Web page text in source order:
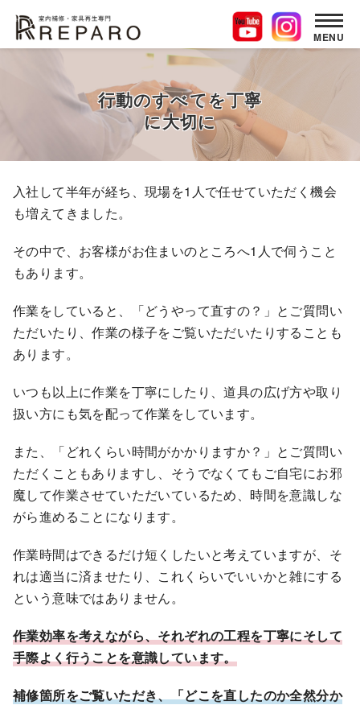
へ
MENU
行動のすべてを丁寧
に大切に
入社して半年が経ち、現場を1人で任せていただく機会
も増えてきました。
その中で、お客様がお住まいのところへ1人で伺うこと
もあります。
作業をしていると、「どうやって直すの？」とご質問い
ただいたり、作業の様子をご覧いただいたりすることも
あります。
いつも以上に作業を丁寧にしたり、道具の広げ方や取り
扱い方にも気を配って作業をしています。
また、「どれくらい時間がかかりますか？」とご質問い
ただくこともありますし、そうでなくてもご自宅にお邪
魔して作業させていただいているため、時間を意識しな
がら進めることになります。
作業時間はできるだけ短くしたいと考えていますが、そ
れは適当に済ませたり、これくらいでいいかと雑にする
という意味ではありません。
作業効率を考えながら、それぞれの工程を丁寧にそして
手際よく行うことを意識しています。
補修箇所をご覧いただき、「どこを直したのか全然分か